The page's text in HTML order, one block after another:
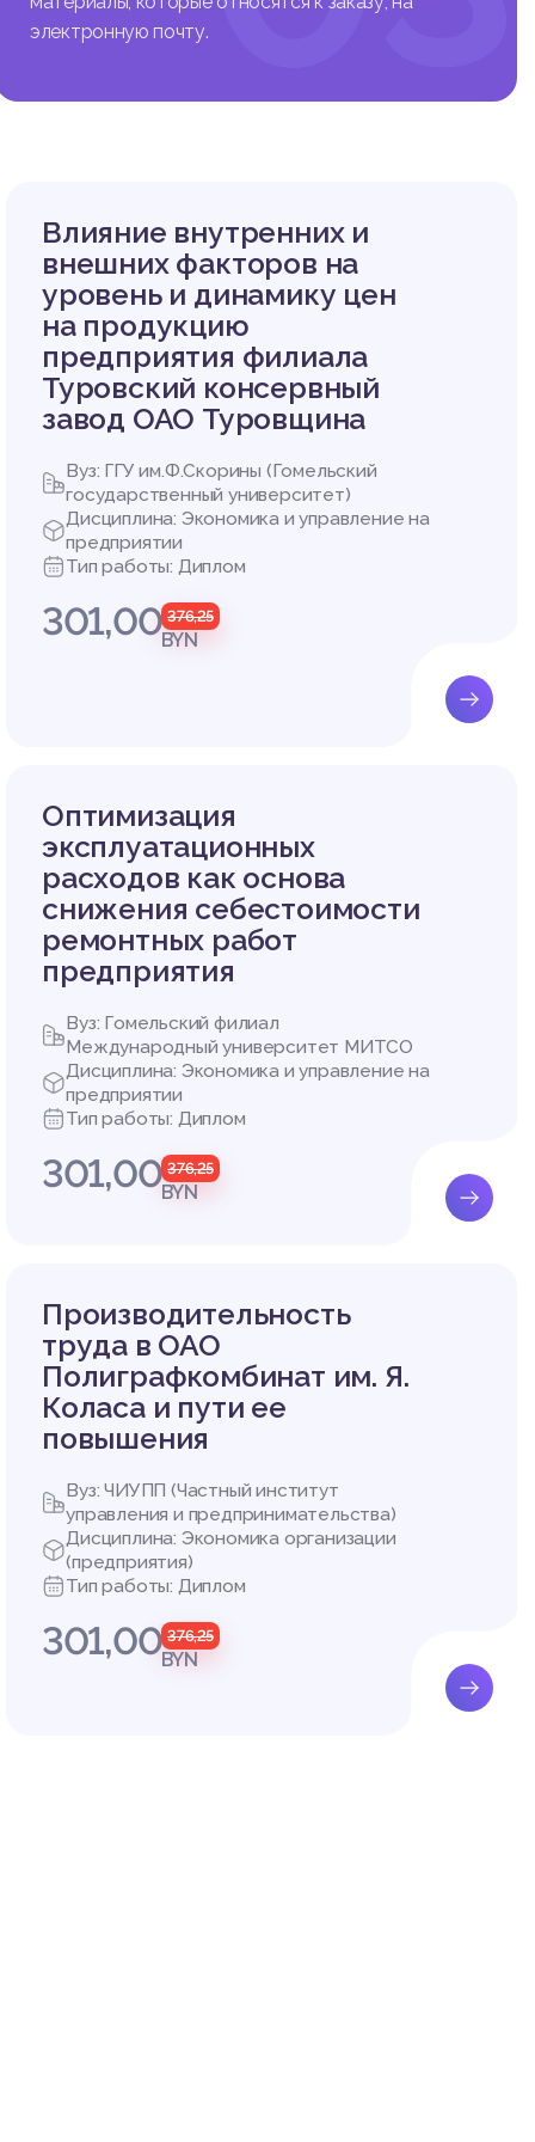
Даньк
и де
источн
2 при
и прод
и
воз
план
органи
комп
одной
обу
поз
основ
[5,
«М
испо
п
от
с пот
вн
напра
соз
обеспе
ра
д
электронную почту.
Влияние внутренних и
внешних факторов на
уровень и динамику цен
на продукцию
предприятия филиала
Туровский консервный
завод ОАО Туровщина
Вуз: ГГУ им.Ф.Скорины (Гомельский
государственный университет)
Дисциплина: Экономика и управление на
предприятии
Тип работы: Диплом
301,00 376,25
BYN
Оптимизация
эксплуатационных
расходов как основа
снижения себестоимости
ремонтных работ
предприятия
Вуз: Гомельский филиал
Международный университет МИТСО
Дисциплина: Экономика и управление на
предприятии
Тип работы: Диплом
301,00 376,25
BYN
Производительность
труда в ОАО
Полиграфкомбинат им. Я.
Коласа и пути ее
повышения
Вуз: ЧИУПП (Частный институт
управления и предпринимательства)
Дисциплина: Экономика организации
(предприятия)
Тип работы: Диплом
301,00 376,25
BYN